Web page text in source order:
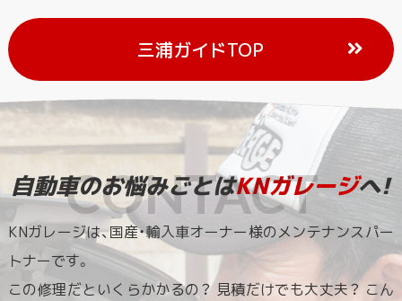
三浦ガイドTOP
自動車のお悩みごとはKNガレージへ!
KNガレージは、国産・輸入車オーナー様のメンテナンスパー
トナーです。
この修理だといくらかかるの？ 見積だけでも大丈夫？ こん